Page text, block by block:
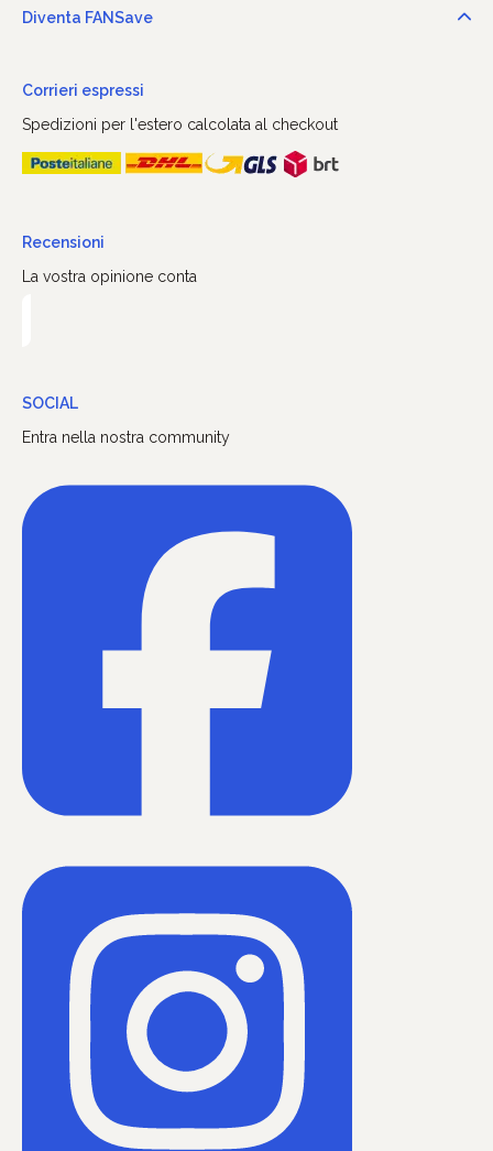
Diventa FANSave
Corrieri espressi
Spedizioni per l'estero calcolata al checkout
Recensioni
La vostra opinione conta
SOCIAL
Entra nella nostra community